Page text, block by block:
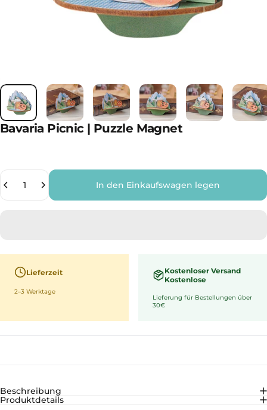
Bavaria Picnic | Puzzle Magnet
Anzahl
In den Einkaufswagen legen
Lieferzeit
2–3 Werktage
Kostenloser Versand
Kostenlose
Lieferung für Bestellungen über
30€
Beschreibung
Produktdetails